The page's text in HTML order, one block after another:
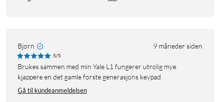
Bjørn 9 måneder siden
5/5
Brukes sammen med min Yale L1 fungerer utrolig mye
kjappere en det gamle første generasjons keypad
Gå til kundeanmeldelsen